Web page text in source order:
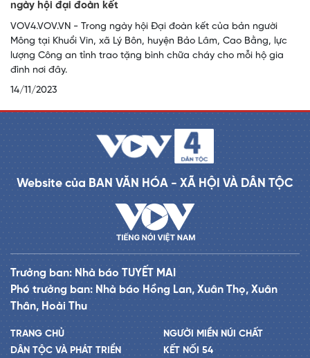
ngày hội đại đoàn kết
VOV4.VOV.VN - Trong ngày hội Đại đoàn kết của bản người
Mông tại Khuổi Vin, xã Lý Bôn, huyện Bảo Lâm, Cao Bằng, lực
lượng Công an tỉnh trao tặng bình chữa cháy cho mỗi hộ gia
đình nơi đây.
14/11/2023
Website của BAN VĂN HÓA - XÃ HỘI VÀ DÂN TỘC
Trưởng ban: Nhà báo TUYẾT MAI
Phó trưởng ban: Nhà báo Hồng Lan, Xuân Thọ, Xuân
Thân, Hoài Thu
TRANG CHỦ
DÂN TỘC VÀ PHÁT TRIỂN
NGƯỜI MIỀN NÚI CHẤT
KẾT NỐI 54